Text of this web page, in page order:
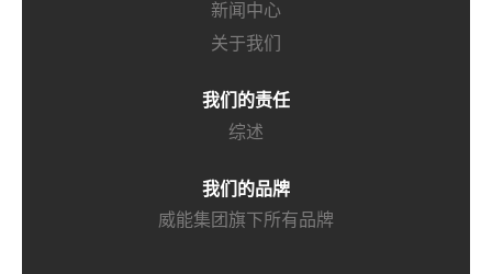
新闻中心
关于我们
我们的责任
综述
我们的品牌
威能集团旗下所有品牌